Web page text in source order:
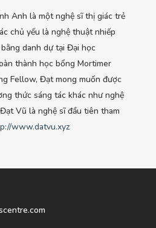
Anh là một nghệ sĩ thị giác trẻ
chủ yếu là nghệ thuật nhiếp
danh dự tại Đại học
thành học bổng Mortimer
Fellow, Đạt mong muốn được
thức sáng tác khác như nghệ
Vũ là nghệ sĩ đầu tiên tham
www.datvu.xyz